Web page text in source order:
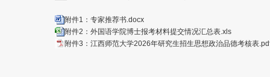
附件1：专家推荐书.docx
附件2：外国语学院博士报考材料提交情况汇总表.xls
附件3：江西师范大学2026年研究生招生思想政治品德考核表